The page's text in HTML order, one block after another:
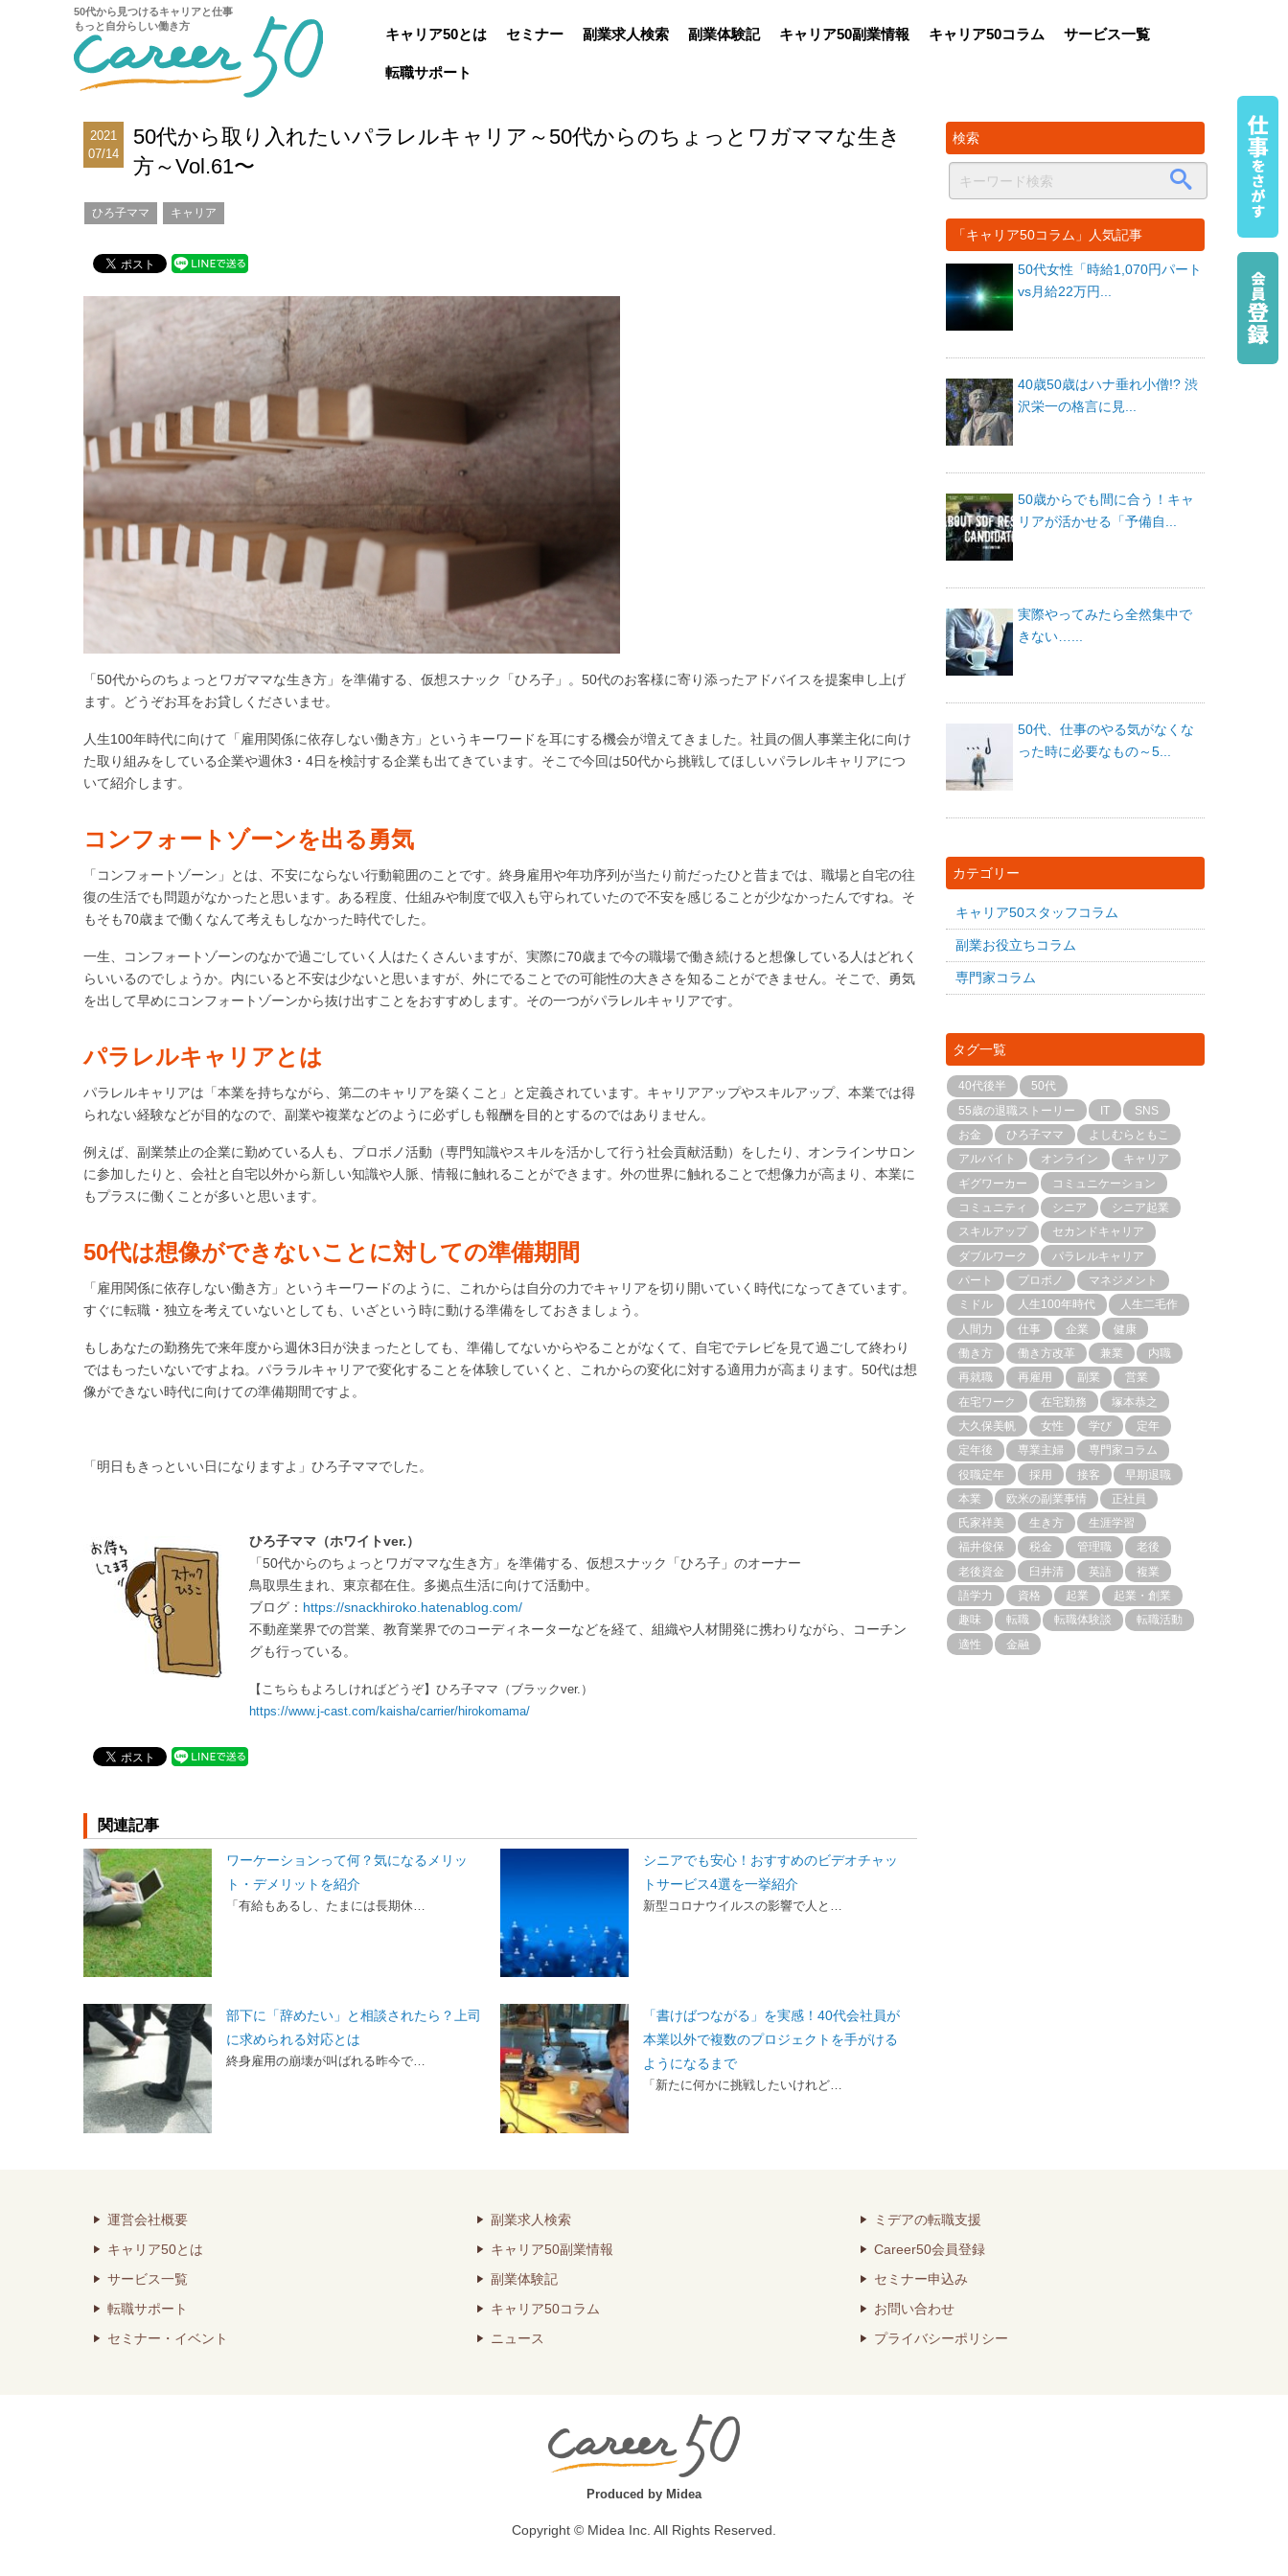
50代から見つけるキャリアと仕事
もっと自分らしい働き方
キャリア50とは セミナー 副業求人検索 副業体験記 キャリア50副業情報 キャリア50コラム サービス一覧
転職サポート
2021
07/14
50代から取り入れたいパラレルキャリア～50代からのちょっとワガママな生き
方～Vol.61〜
ひろ子ママ キャリア
「50代からのちょっとワガママな生き方」を準備する、仮想スナック「ひろ子」。50代のお客様に寄り添ったアドバイスを提案申し上げ
ます。どうぞお耳をお貸しくださいませ。
人生100年時代に向けて「雇用関係に依存しない働き方」というキーワードを耳にする機会が増えてきました。社員の個人事業主化に向け
た取り組みをしている企業や週休3・4日を検討する企業も出てきています。そこで今回は50代から挑戦してほしいパラレルキャリアにつ
いて紹介します。
コンフォートゾーンを出る勇気
「コンフォートゾーン」とは、不安にならない行動範囲のことです。終身雇用や年功序列が当たり前だったひと昔までは、職場と自宅の往
復の生活でも問題がなかったと思います。ある程度、仕組みや制度で収入も守られていたので不安を感じることが少なかったんですね。そ
もそも70歳まで働くなんて考えもしなかった時代でした。
一生、コンフォートゾーンのなかで過ごしていく人はたくさんいますが、実際に70歳まで今の職場で働き続けると想像している人はどれく
らいいるのでしょうか。内にいると不安は少ないと思いますが、外にでることでの可能性の大きさを知ることができません。そこで、勇気
を出して早めにコンフォートゾーンから抜け出すことをおすすめします。その一つがパラレルキャリアです。
パラレルキャリアとは
パラレルキャリアは「本業を持ちながら、第二のキャリアを築くこと」と定義されています。キャリアアップやスキルアップ、本業では得
られない経験などが目的なので、副業や複業などのように必ずしも報酬を目的とするのではありません。
例えば、副業禁止の企業に勤めている人も、プロボノ活動（専門知識やスキルを活かして行う社会貢献活動）をしたり、オンラインサロン
に参加したりと、会社と自宅以外から新しい知識や人脈、情報に触れることができます。外の世界に触れることで想像力が高まり、本業に
もプラスに働くことが多いと思います。
50代は想像ができないことに対しての準備期間
「雇用関係に依存しない働き方」というキーワードのように、これからは自分の力でキャリアを切り開いていく時代になってきています。
すぐに転職・独立を考えていないとしても、いざという時に動ける準備をしておきましょう。
もしあなたの勤務先で来年度から週休3日が決まったとしても、準備してないからやることがなくて、自宅でテレビを見て過ごして終わり
ではもったいないですよね。パララルキャリアで変化することを体験していくと、これからの変化に対する適用力が高まります。50代は想
像ができない時代に向けての準備期間ですよ。
「明日もきっといい日になりますよ」ひろ子ママでした。
ひろ子ママ（ホワイトver.）
「50代からのちょっとワガママな生き方」を準備する、仮想スナック「ひろ子」のオーナー
鳥取県生まれ、東京都在住。多拠点生活に向けて活動中。
ブログ： https://snackhiroko.hatenablog.com/
不動産業界での営業、教育業界でのコーディネーターなどを経て、組織や人材開発に携わりながら、コーチン
グも行っている。
【こちらもよろしければどうぞ】ひろ子ママ（ブラックver.）
https://www.j-cast.com/kaisha/carrier/hirokomama/
関連記事
ワーケーションって何？気になるメリッ
ト・デメリットを紹介
「有給もあるし、たまには長期休…
シニアでも安心！おすすめのビデオチャッ
トサービス4選を一挙紹介
新型コロナウイルスの影響で人と…
部下に「辞めたい」と相談されたら？上司
に求められる対応とは
終身雇用の崩壊が叫ばれる昨今で…
「書けばつながる」を実感！40代会社員が
本業以外で複数のプロジェクトを手がける
ようになるまで
「新たに何かに挑戦したいけれど…
検索
「キャリア50コラム」人気記事
50代女性「時給1,070円パート
vs月給22万円...
40歳50歳はハナ垂れ小僧!? 渋
沢栄一の格言に見...
50歳からでも間に合う！キャ
リアが活かせる「予備自...
実際やってみたら全然集中で
きない…...
50代、仕事のやる気がなくな
った時に必要なもの～5...
カテゴリー
キャリア50スタッフコラム
副業お役立ちコラム
専門家コラム
タグ一覧
40代後半
50代
55歳の退職ストーリー
IT
SNS
お金
ひろ子ママ
よしむらともこ
アルバイト
オンライン
キャリア
ギグワーカー
コミュニケーション
コミュニティ
シニア
シニア起業
スキルアップ
セカンドキャリア
ダブルワーク
パラレルキャリア
パート
プロボノ
マネジメント
ミドル
人生100年時代
人生二毛作
人間力
仕事 企業
健康
働き方
働き方改革 兼業
内職
再就職
再雇用 副業
営業
在宅ワーク
在宅勤務
塚本恭之
大久保美帆
女性 学び
定年
定年後
専業主婦
専門家コラム
役職定年
採用 接客
早期退職
本業
欧米の副業事情
正社員
氏家祥美
生き方
生涯学習
福井俊保
税金 管理職
老後
老後資金
臼井清 英語
複業
語学力
資格 起業
起業・創業
趣味
転職 転職体験談
転職活動
適性
金融
運営会社概要
キャリア50とは
サービス一覧
転職サポート
セミナー・イベント
副業求人検索
キャリア50副業情報
副業体験記
キャリア50コラム
ニュース
ミデアの転職支援
Career50会員登録
セミナー申込み
お問い合わせ
プライバシーポリシー
Produced by Midea
Copyright © Midea Inc. All Rights Reserved.